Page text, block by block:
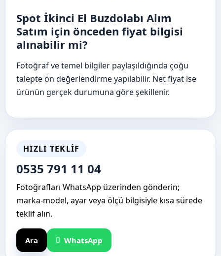
Spot İkinci El Buzdolabı Alım
Satım için önceden fiyat bilgisi
alınabilir mi?
Fotoğraf ve temel bilgiler paylaşıldığında çoğu
talepte ön değerlendirme yapılabilir. Net fiyat ise
ürünün gerçek durumuna göre şekillenir.
HIZLI TEKLIF
0535 791 11 04
Fotoğrafları WhatsApp üzerinden gönderin;
marka-model, ayar veya ölçü bilgisiyle kısa sürede
teklif alın.
Ara WhatsApp